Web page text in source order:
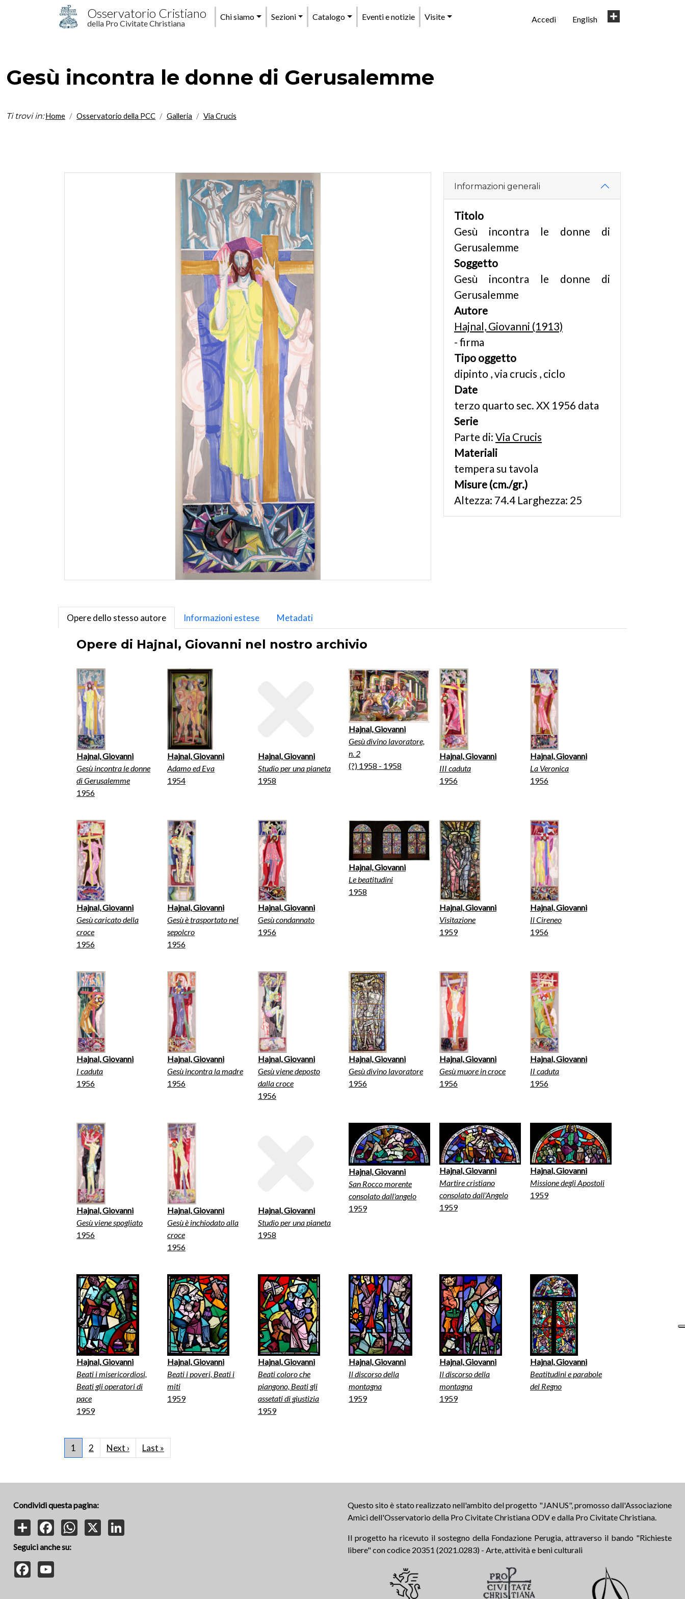
Salta al contenuto principale
Osservatorio Cristiano
della Pro Civitate Christiana
Menu
principale
Chi siamo Sezioni Catalogo Eventi e notizie Visite
User
Accedi English
Gesù incontra le donne di Gerusalemme
Ti trovi in: Home Osservatorio della PCC Galleria Via Crucis
Informazioni generali
Titolo
Gesù incontra le donne di
Gerusalemme
Soggetto
Gesù incontra le donne di
Gerusalemme
Autore
Hajnal, Giovanni (1913)
- firma
Tipo oggetto
dipinto , via crucis , ciclo
Date
terzo quarto sec. XX 1956 data
Serie
Parte di: Via Crucis
Materiali
tempera su tavola
Misure (cm./gr.)
Altezza: 74.4 Larghezza: 25
Opere dello stesso autore Informazioni estese Metadati
Opere di Hajnal, Giovanni nel nostro archivio
Hajnal, Giovanni
Gesù incontra le donne
di Gerusalemme
1956
Hajnal, Giovanni
Adamo ed Eva
1954
Hajnal, Giovanni
Studio per una pianeta
1958
Hajnal, Giovanni
Gesù divino lavoratore,
n. 2
(?) 1958 - 1958
Hajnal, Giovanni
III caduta
1956
Hajnal, Giovanni
La Veronica
1956
Hajnal, Giovanni
Gesù caricato della
croce
1956
Hajnal, Giovanni
Gesù è trasportato nel
sepolcro
1956
Hajnal, Giovanni
Gesù condannato
1956
Hajnal, Giovanni
Le beatitudini
1958
Hajnal, Giovanni
Visitazione
1959
Hajnal, Giovanni
Il Cireneo
1956
Hajnal, Giovanni
I caduta
1956
Hajnal, Giovanni
Gesù incontra la madre
1956
Hajnal, Giovanni
Gesù viene deposto
dalla croce
1956
Hajnal, Giovanni
Gesù divino lavoratore
1956
Hajnal, Giovanni
Gesù muore in croce
1956
Hajnal, Giovanni
II caduta
1956
Hajnal, Giovanni
Gesù viene spogliato
1956
Hajnal, Giovanni
Gesù è inchiodato alla
croce
1956
Hajnal, Giovanni
Studio per una pianeta
1958
Hajnal, Giovanni
San Rocco morente
consolato dall'angelo
1959
Hajnal, Giovanni
Martire cristiano
consolato dall'Angelo
1959
Hajnal, Giovanni
Missione degli Apostoli
1959
Hajnal, Giovanni
Beati i misericordiosi,
Beati gli operatori di
pace
1959
Hajnal, Giovanni
Beati i poveri, Beati i
miti
1959
Hajnal, Giovanni
Beati coloro che
piangono, Beati gli
assetati di giustizia
1959
Hajnal, Giovanni
Il discorso della
montagna
1959
Hajnal, Giovanni
Il discorso della
montagna
1959
Hajnal, Giovanni
Beatitudini e parabole
del Regno
1 2 Next › Pagina successiva
Last »
Condividi questa pagina:
Share
FacebookWhatsApp
Seguici anche su:
Facebook
Questo sito è stato realizzato nell'ambito del progetto "JANUS", promosso dall'Associazione
Amici dell'Osservatorio della Pro Civitate Christiana ODV e dalla Pro Civitate Christiana.
Il progetto ha ricevuto il sostegno della Fondazione Perugia, attraverso il bando "Richieste
libere" con codice 20351 (2021.0283) - Arte, attività e beni culturali